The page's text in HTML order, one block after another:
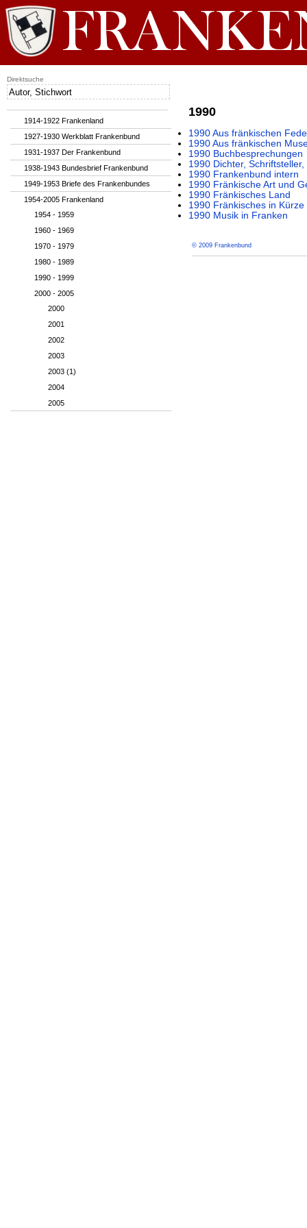
1990
1990 Aus fränkischen
1990 Aus fränkischen
1990 Buchbesprechungen
1990 Dichter,
1990 Frankenbund intern
1990 Fränkische Art und
1990 Fränkisches Land
1990 Fränkisches in Kürze
1990 Musik in Franken
© 2009 Frankenbund
1914-1922 Frankenland
1927-1930 Werkblatt Frankenbund
1931-1937 Der Frankenbund
1938-1943 Bundesbrief Frankenbund
1949-1953 Briefe des Frankenbundes
1954-2005 Frankenland
1954 - 1959
1960 - 1969
1970 - 1979
1980 - 1989
1990 - 1999
2000 - 2005
2000
2001
2002
2003
2003 (1)
2004
2005
Direktsuche